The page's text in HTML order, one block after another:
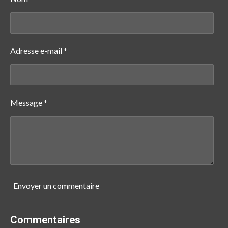
Adresse e-mail *
Message *
Envoyer un commentaire
Commentaires